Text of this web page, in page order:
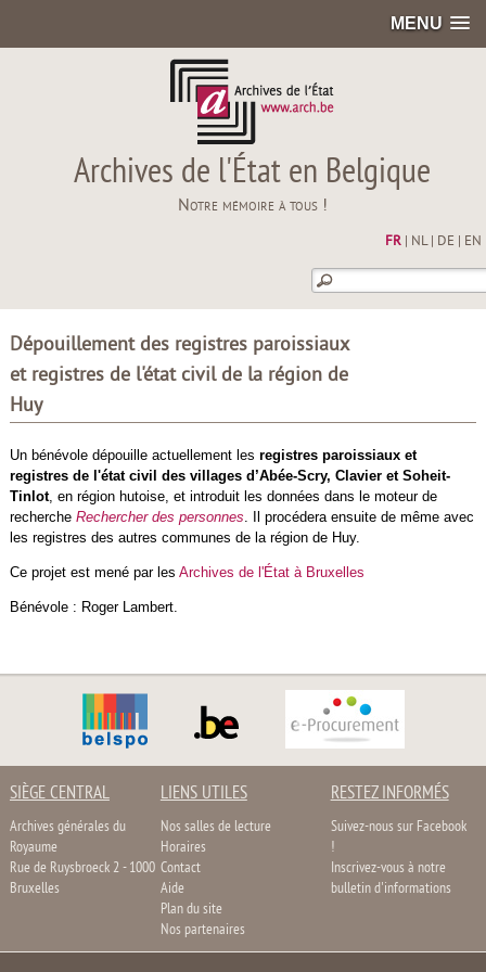
MENU
Archives de l'État en Belgique
Notre mémoire à tous !
FR| NL| DE EN
Dépouillement des registres paroissiaux
et registres de l'état civil de la région de
Huy
Un bénévole dépouille actuellement les registres paroissiaux et
registres de l'état civil des villages d’Abée-Scry, Clavier et Soheit-
Tinlot, en région hutoise, et introduit les données dans le moteur de
recherche Rechercher des personnes. Il procédera ensuite de même avec
les registres des autres communes de la région de Huy.
Ce projet est mené par les Archives de l'État à Bruxelles
Bénévole : Roger Lambert.
SIÈGE CENTRAL
Archives générales du
Royaume
Rue de Ruysbroeck 2 - 1000
Bruxelles
LIENS UTILES
Nos salles de lecture
Horaires
Contact
Aide
Plan du site
Nos partenaires
RESTEZ INFORMÉS
Suivez-nous sur Facebook
!
Inscrivez-vous à notre
bulletin d'informations